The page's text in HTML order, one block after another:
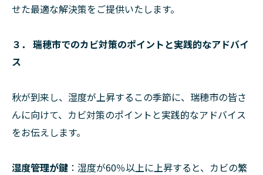
せた最適な解決策をご提供いたします。
３． 瑞穂市でのカビ対策のポイントと実践的なアドバイ
ス
秋が到来し、湿度が上昇するこの季節に、瑞穂市の皆さ
んに向けて、カビ対策のポイントと実践的なアドバイス
をお伝えします。
湿度管理が鍵 ：湿度が60％以上に上昇すると、カビの繁